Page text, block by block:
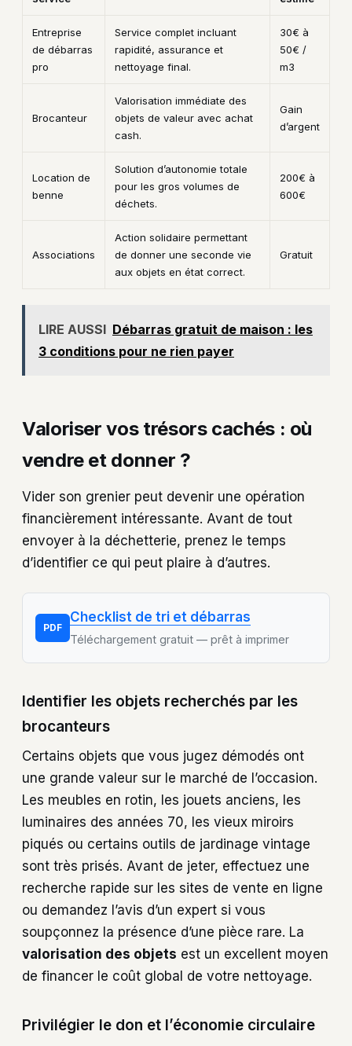
Entreprise
de débarras
pro
Service complet incluant
rapidité, assurance et
nettoyage final.
30€ à
50€ /
m3
Brocanteur
Valorisation immédiate des
objets de valeur avec achat
cash.
Gain
d’argent
Location de
benne
Solution d’autonomie totale
pour les gros volumes de
déchets.
200€ à
600€
Associations
Action solidaire permettant
de donner une seconde vie
aux objets en état correct.
Gratuit
LIRE AUSSI Débarras gratuit de maison : les
3 conditions pour ne rien payer
Valoriser vos trésors cachés : où
vendre et donner ?
Vider son grenier peut devenir une opération
financièrement intéressante. Avant de tout
envoyer à la déchetterie, prenez le temps
d’identifier ce qui peut plaire à d’autres.
PDF
Checklist de tri et débarras
Téléchargement gratuit — prêt à imprimer
Identifier les objets recherchés par les
brocanteurs
Certains objets que vous jugez démodés ont
une grande valeur sur le marché de l’occasion.
Les meubles en rotin, les jouets anciens, les
luminaires des années 70, les vieux miroirs
piqués ou certains outils de jardinage vintage
sont très prisés. Avant de jeter, effectuez une
recherche rapide sur les sites de vente en ligne
ou demandez l’avis d’un expert si vous
soupçonnez la présence d’une pièce rare. La
valorisation des objets est un excellent moyen
de financer le coût global de votre nettoyage.
Privilégier le don et l’économie circulaire